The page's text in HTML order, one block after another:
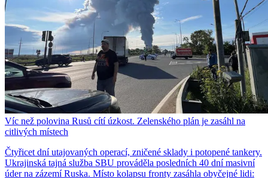
Víc než polovina Rusů cítí úzkost. Zelenského plán je zasáhl na
citlivých místech
Čtyřicet dní utajovaných operací, zničené sklady i potopené tankery.
Ukrajinská tajná služba SBU prováděla posledních 40 dní masivní
úder na zázemí Ruska. Místo kolapsu fronty zasáhla obyčejné lidi: